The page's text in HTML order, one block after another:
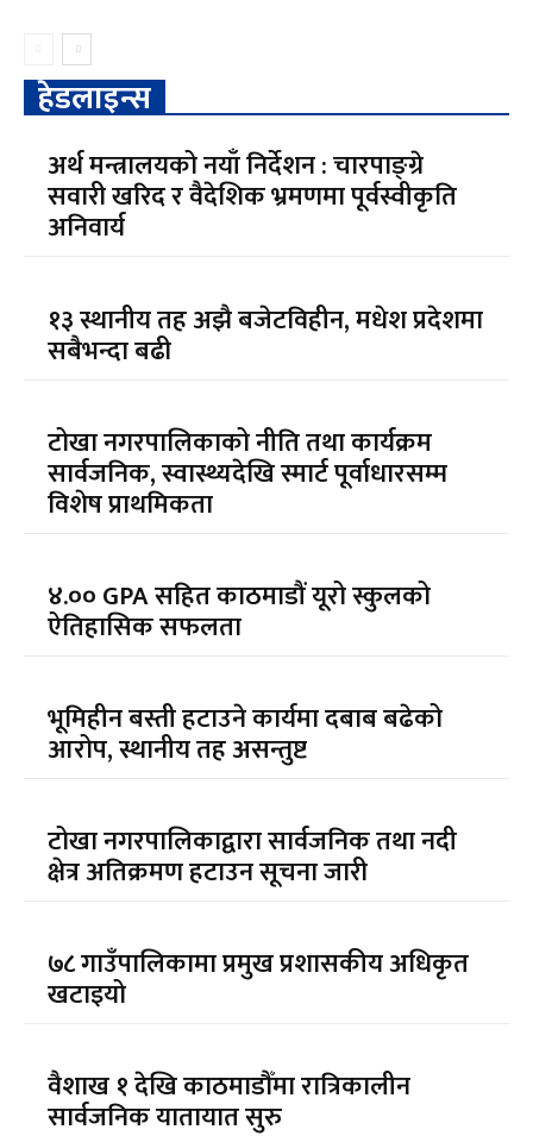
हेडलाइन्स
अर्थ मन्त्रालयको नयाँ निर्देशन : चारपाङ्ग्रे
सवारी खरिद र वैदेशिक भ्रमणमा पूर्वस्वीकृति
अनिवार्य
१३ स्थानीय तह अझै बजेटविहीन, मधेश प्रदेशमा
सबैभन्दा बढी
टोखा नगरपालिकाको नीति तथा कार्यक्रम
सार्वजनिक, स्वास्थ्यदेखि स्मार्ट पूर्वाधारसम्म
विशेष प्राथमिकता
४.०० GPA सहित काठमाडौं यूरो स्कुलको
ऐतिहासिक सफलता
भूमिहीन बस्ती हटाउने कार्यमा दबाब बढेको
आरोप, स्थानीय तह असन्तुष्ट
टोखा नगरपालिकाद्वारा सार्वजनिक तथा नदी
क्षेत्र अतिक्रमण हटाउन सूचना जारी
७८ गाउँपालिकामा प्रमुख प्रशासकीय अधिकृत
खटाइयो
वैशाख १ देखि काठमाडौँमा रात्रिकालीन
सार्वजनिक यातायात सुरु